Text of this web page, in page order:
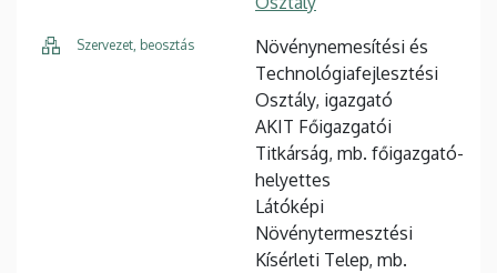
Szervezet, beosztás
Növénynemesítési és
Technológiafejlesztési
Osztály, igazgató
AKIT Főigazgatói
Titkárság, mb. főigazgató-
helyettes
Látóképi
Növénytermesztési
Kísérleti Telep, mb.